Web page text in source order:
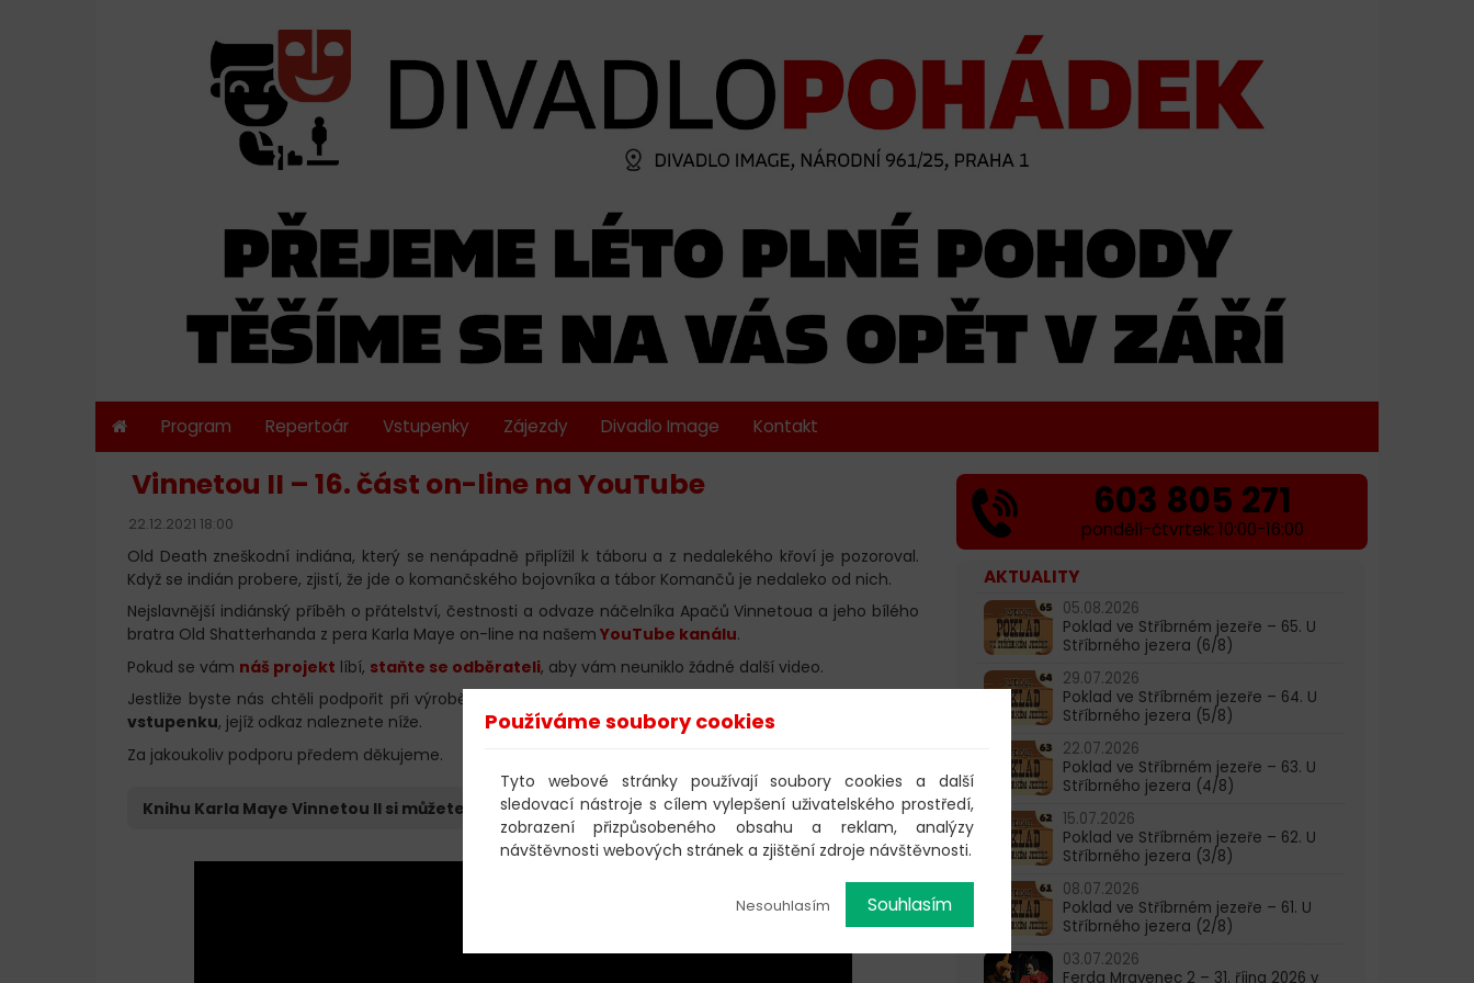
Program Repertoár Vstupenky Zájezdy Divadlo Image Kontakt
Vinnetou II – 16. část on-line na YouTube
22.12.2021 18:00
Old Death zneškodní indiána, který se nenápadně připlížil k táboru a z nedalekého křoví je pozoroval.
Když se indián probere, zjistí, že jde o komančského bojovníka a tábor Komančů je nedaleko od nich.
Nejslavnější indiánský příběh o přátelství, čestnosti a odvaze náčelníka Apačů Vinnetoua a jeho bílého
bratra Old Shatterhanda z pera Karla Maye on-line na našem YouTube kanálu.
Pokud se vám náš projekt líbí, staňte se odběrateli, aby vám neuniklo žádné další video.
Jestliže byste nás chtěli podpořit při výrobě dalších audionahrávek, můžete si zakoupit
vstupenku, jejíž odkaz naleznete níže.
Za jakoukoliv podporu předem děkujeme.
Knihu Karla Maye Vinnetou II si můžete koupitv našem e-shopu.
603 805 271
pondělí-čtvrtek: 10:00-16:00
AKTUALITY
05.08.2026
Poklad ve Stříbrném jezeře – 65. U
Stříbrného jezera (6/8)
29.07.2026
Poklad ve Stříbrném jezeře – 64. U
Stříbrného jezera (5/8)
22.07.2026
Poklad ve Stříbrném jezeře – 63. U
Stříbrného jezera (4/8)
15.07.2026
Poklad ve Stříbrném jezeře – 62. U
Stříbrného jezera (3/8)
08.07.2026
Poklad ve Stříbrném jezeře – 61. U
Stříbrného jezera (2/8)
03.07.2026
Ferda Mravenec 2 – 31. října 2026 v
Používáme soubory cookies
Tyto webové stránky používají soubory cookies a další
sledovací nástroje s cílem vylepšení uživatelského prostředí,
zobrazení přizpůsobeného obsahu a reklam, analýzy
návštěvnosti webových stránek a zjištění zdroje návštěvnosti.
Nesouhlasím Souhlasím